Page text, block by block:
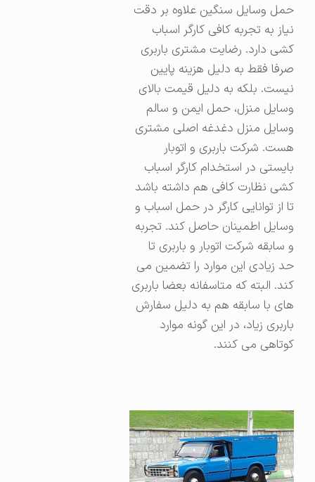
حمل وسایل سنگین علاوه بر دقت
نیاز به تجربه کافی کارگر اسباب
کشی دارد. رضایت مشتری باربری
صرفا فقط به دلیل هزینه پایین
نیست. بلکه به دلیل قیمت بالای
وسایل منزل، حمل ایمن و سالم
وسایل منزل دغدغه اصلی مشتری
هست. شرکت باربری و اتوبار
بایستی در استخدام کارگر اسباب
کشی نظارت کافی هم داشته باشد
تا از توانایی کارگر در حمل اسباب و
وسایل اطمینان حاصل کند. تجربه
و سابقه شرکت اتوبار و باربری تا
حد زیادی این موارد را تضمین می
کند. البته که متاسفانه بعضا باربری
های با سابقه هم به دلیل سفارش
باربری زیاد، در این گونه موارد
کوتاهی می کنند.